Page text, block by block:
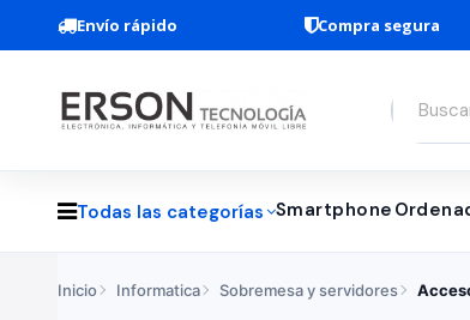
Envío rápido Compra segura
Todas las categorías Smartphone
Inicio Informatica Sobremesa y servidores